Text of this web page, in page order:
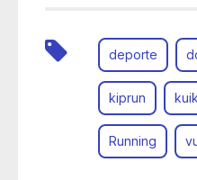
deporte
kiprun
Running